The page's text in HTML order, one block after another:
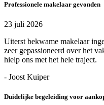
Professionele makelaar gevonden
23 juli 2026
Uiterst bekwame makelaar
zeer gepassioneerd over het
hielp ons met het hele traject.
- Joost Kuiper
Duidelijke begeleiding voor